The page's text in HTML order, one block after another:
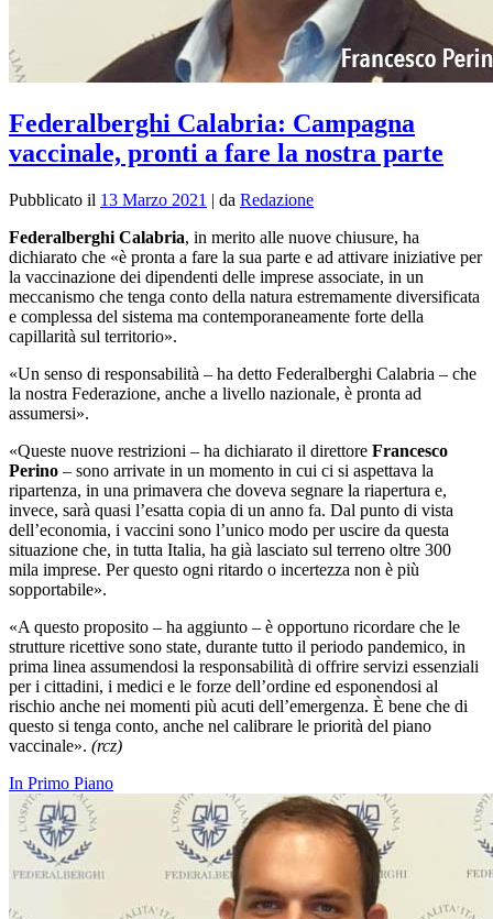
Federalberghi Calabria: Campagna
vaccinale, pronti a fare la nostra parte
Pubblicato il 13 Marzo 2021 | da Redazione
Federalberghi Calabria, in merito alle nuove chiusure, ha
dichiarato che «è pronta a fare la sua parte e ad attivare iniziative per
la vaccinazione dei dipendenti delle imprese associate, in un
meccanismo che tenga conto della natura estremamente diversificata
e complessa del sistema ma contemporaneamente forte della
capillarità sul territorio».
«Un senso di responsabilità – ha detto Federalberghi Calabria – che
la nostra Federazione, anche a livello nazionale, è pronta ad
assumersi».
«Queste nuove restrizioni – ha dichiarato il direttore Francesco
Perino – sono arrivate in un momento in cui ci si aspettava la
ripartenza, in una primavera che doveva segnare la riapertura e,
invece, sarà quasi l’esatta copia di un anno fa. Dal punto di vista
dell’economia, i vaccini sono l’unico modo per uscire da questa
situazione che, in tutta Italia, ha già lasciato sul terreno oltre 300
mila imprese. Per questo ogni ritardo o incertezza non è più
sopportabile».
«A questo proposito – ha aggiunto – è opportuno ricordare che le
strutture ricettive sono state, durante tutto il periodo pandemico, in
prima linea assumendosi la responsabilità di offrire servizi essenziali
per i cittadini, i medici e le forze dell’ordine ed esponendosi al
rischio anche nei momenti più acuti dell’emergenza. È bene che di
questo si tenga conto, anche nel calibrare le priorità del piano
vaccinale». (rcz)
In Primo Piano